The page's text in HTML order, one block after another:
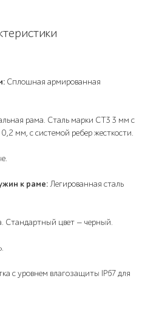
Сплошная армированная
рама. Сталь марки СТ3 3 мм с
мм, с системой ребер жесткости.
к раме:Легированная сталь
Стандартный цвет — черный.
с уровнем влагозащиты IP67 для